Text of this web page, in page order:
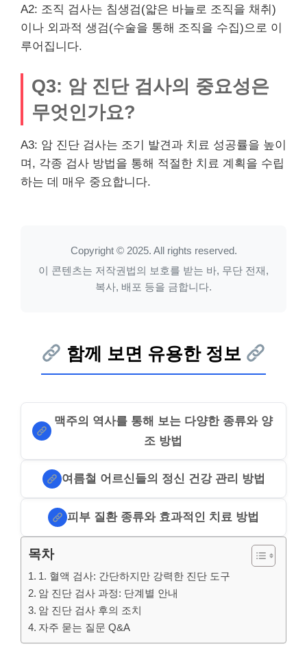
A2: 조직 검사는 침생검(얇은 바늘로 조직을 채취)
이나 외과적 생검(수술을 통해 조직을 수집)으로 이
루어집니다.
Q3: 암 진단 검사의 중요성은
무엇인가요?
A3: 암 진단 검사는 조기 발견과 치료 성공률을 높이
며, 각종 검사 방법을 통해 적절한 치료 계획을 수립
하는 데 매우 중요합니다.
Copyright © 2025. All rights reserved.
이 콘텐츠는 저작권법의 보호를 받는 바, 무단 전재,
복사, 배포 등을 금합니다.
함께 보면 유용한 정보
맥주의 역사를 통해 보는 다양한 종류와 양
조 방법
여름철 어르신들의 정신 건강 관리 방법
피부 질환 종류와 효과적인 치료 방법
목차
1. 혈액 검사: 간단하지만 강력한 진단 도구
암 진단 검사 과정: 단계별 안내
암 진단 검사 후의 조치
자주 묻는 질문 Q&A